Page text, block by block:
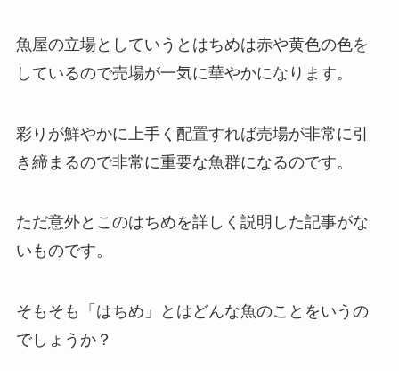
魚屋の立場としていうとはちめは赤や黄色の色を
しているので売場が一気に華やかになります。
彩りが鮮やかに上手く配置すれば売場が非常に引
き締まるので非常に重要な魚群になるのです。
ただ意外とこのはちめを詳しく説明した記事がな
いものです。
そもそも「はちめ」とはどんな魚のことをいうの
でしょうか？